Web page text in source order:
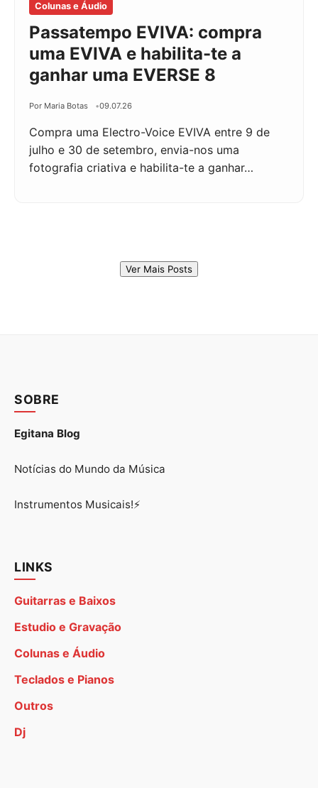
Colunas e Áudio
Passatempo EVIVA: compra
uma EVIVA e habilita-te a
ganhar uma EVERSE 8
Por Maria Botas 09.07.26
Compra uma Electro-Voice EVIVA entre 9 de
julho e 30 de setembro, envia-nos uma
fotografia criativa e habilita-te a ganhar…
Ver Mais Posts
SOBRE
Egitana Blog
Notícias do Mundo da Música
Instrumentos Musicais!⚡
LINKS
Guitarras e Baixos
Estudio e Gravação
Colunas e Áudio
Teclados e Pianos
Outros
Dj